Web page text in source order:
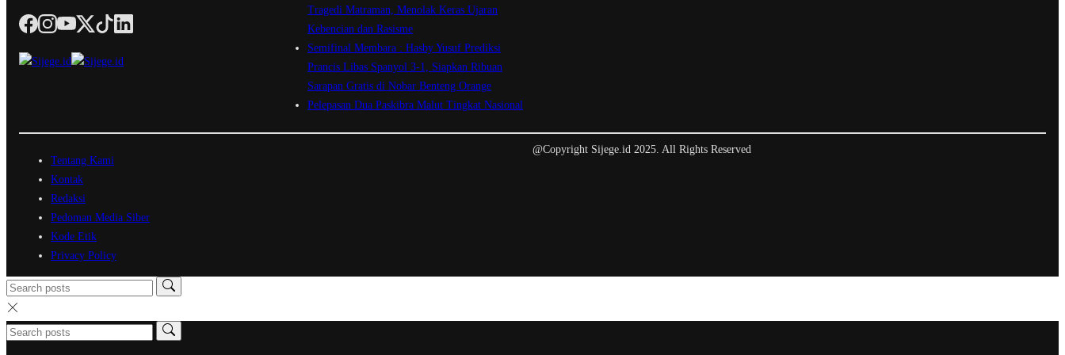
Tragedi Matraman, Menolak Keras Ujaran
Kebencian dan Rasisme
Semifinal Membara : Hasby Yusuf Prediksi
Prancis Libas Spanyol 3-1, Siapkan Ribuan
Sarapan Gratis di Nobar Benteng Orange
Pelepasan Dua Paskibra Malut Tingkat Nasional
Tentang Kami
Kontak
Redaksi
Pedoman Media Siber
Kode Etik
Privacy Policy
@Copyright Sijege.id 2025. All Rights Reserved